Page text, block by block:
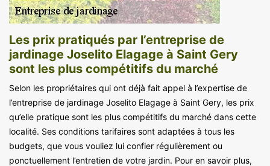
Les prix pratiqués par l’entreprise de
jardinage Joselito Elagage à Saint Gery
sont les plus compétitifs du marché
Selon les propriétaires qui ont déjà fait appel à l’expertise de
l’entreprise de jardinage Joselito Elagage à Saint Gery, les prix
qu’elle pratique sont les plus compétitifs du marché dans cette
localité. Ses conditions tarifaires sont adaptées à tous les
budgets, que vous vouliez lui confier régulièrement ou
ponctuellement l’entretien de votre jardin. Pour en savoir plus,